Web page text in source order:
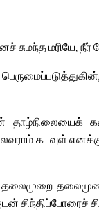
மரியே, நீர்
தாழ்நிலையைக்
கடவுள்
தலைமுறை
சிந்திப்போரைச்